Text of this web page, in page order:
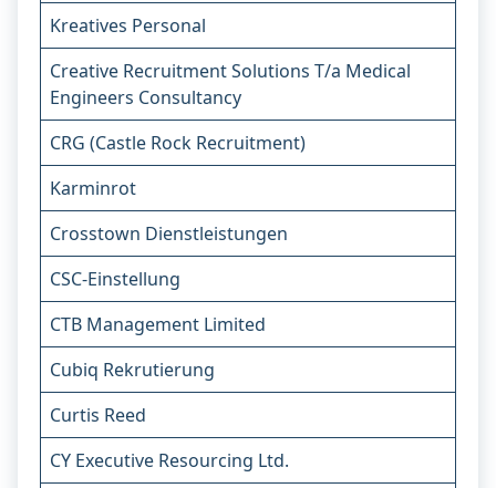
Kreatives Personal
Creative Recruitment Solutions T/a Medical
Engineers Consultancy
CRG (Castle Rock Recruitment)
Karminrot
Crosstown Dienstleistungen
CSC-Einstellung
CTB Management Limited
Cubiq Rekrutierung
Curtis Reed
CY Executive Resourcing Ltd.